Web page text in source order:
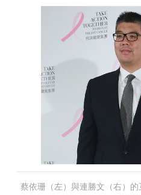
蔡依珊（左）與連勝文（右）